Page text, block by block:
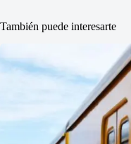
También puede interesarte